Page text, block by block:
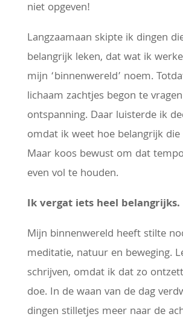
niet opgeven!
Langzaamaan skipte ik dingen
belangrijk leken, dat wat ik
mijn ‘binnenwereld’ noem.
lichaam zachtjes begon te
ontspanning. Daar luisterde ik
omdat ik weet hoe belangrijk die
Maar koos bewust om dat
even vol te houden.
Ik vergat iets heel belangrijks.
Mijn binnenwereld heeft stilte
meditatie, natuur en beweging.
schrijven, omdat ik dat zo
doe. In de waan van de dag
dingen stilletjes meer naar de